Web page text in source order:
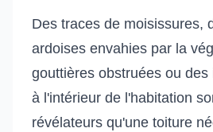
Des traces de moisissures,
ardoises envahies par la
gouttières obstruées ou des
à l'intérieur de l'habitation
révélateurs qu'une toiture